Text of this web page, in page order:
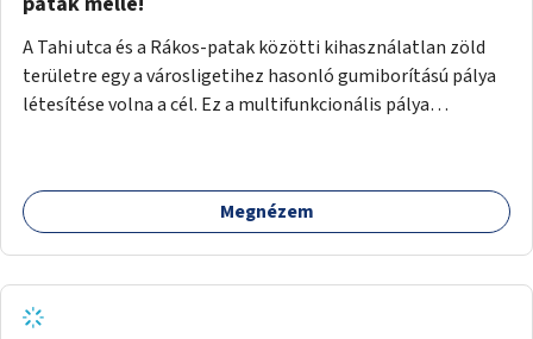
A Tahi utca és a Rákos-patak közötti kihasználatlan zöld
területre egy a városligetihez hasonló gumiborítású pálya
létesítése volna a cél. Ez a multifunkcionális pálya
Megnézem